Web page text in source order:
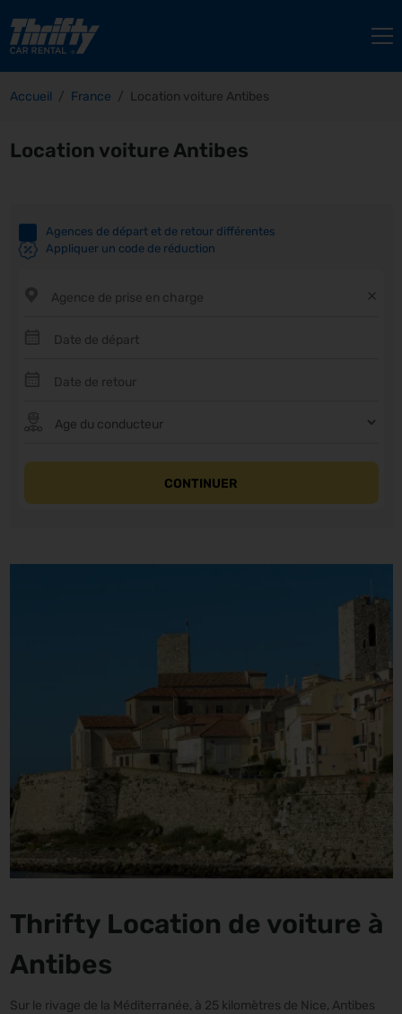
Accueil France Location voiture Antibes
Location voiture Antibes
Agences de départ et de retour différentes
Appliquer un code de réduction
CONTINUER
Thrifty Location de voiture à
Antibes
Sur le rivage de la Méditerranée, à 25 kilomètres de Nice, Antibes